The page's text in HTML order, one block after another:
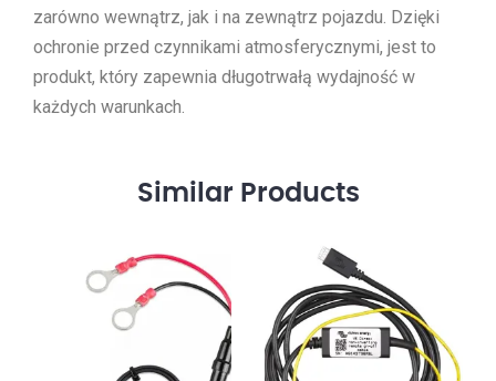
zarówno wewnątrz, jak i na zewnątrz pojazdu. Dzięki
ochronie przed czynnikami atmosferycznymi, jest to
produkt, który zapewnia długotrwałą wydajność w
każdych warunkach.
Similar Products